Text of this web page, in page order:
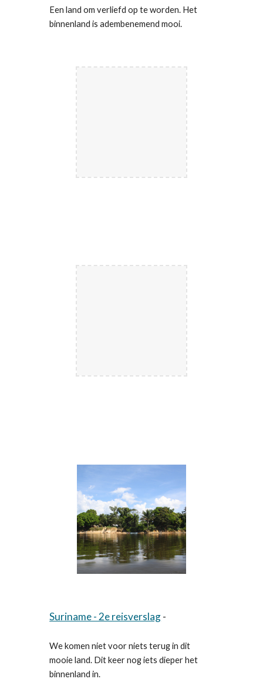
Een land om verliefd op te worden. Het
binnenland is adembenemend mooi.
Suriname - 2e reisverslag-
We komen niet voor niets terug in dit
mooie land. Dit keer nog iets dieper het
binnenland in.